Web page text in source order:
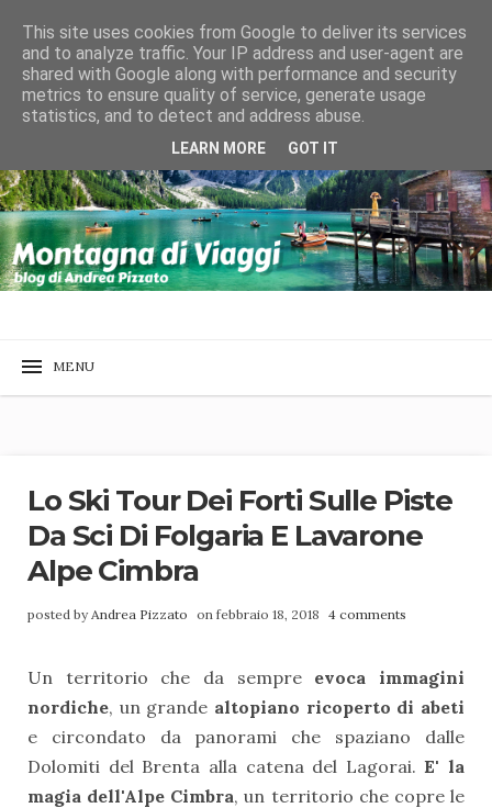
Lo Ski Tour Dei Forti Sulle Piste
Da Sci Di Folgaria E Lavarone
Alpe Cimbra
posted by Andrea Pizzato on febbraio 18, 2018 4 comments
Un territorio che da sempre evoca immagini
nordiche, un grande altopiano ricoperto di abeti
e circondato da panorami che spaziano dalle
Dolomiti del Brenta alla catena del Lagorai.E' la
magia dell'Alpe Cimbra, un territorio che copre le
This site uses cookies from Google to deliver its services
and to analyze traffic. Your IP address and user-agent are
shared with Google along with performance and security
metrics to ensure quality of service, generate usage
statistics, and to detect and address abuse.
LEARN MORE GOT IT